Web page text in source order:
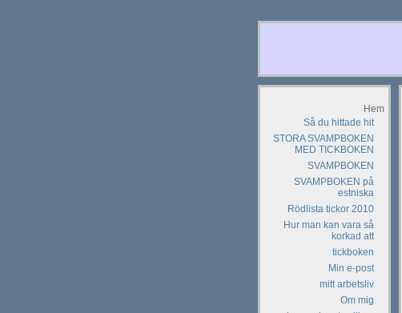
Hem
Så du hittade hit
STORA SVAMPBOKEN
MED TICKBOKEN
SVAMPBOKEN
SVAMPBOKEN på
estniska
Rödlista tickor 2010
Hur man kan vara så
korkad att
tickboken
Min e-post
mitt arbetsliv
Om mig